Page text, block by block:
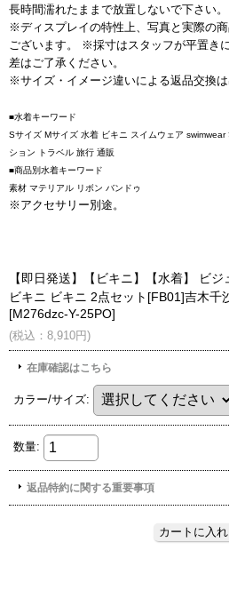
長時間濡れたままで放置しないで下さい。
※ディスプレイの特性上、写真と実際の
ございます。 ※採寸はスタッフが平置き
差はご了承ください。
※サイズ・イメージ違いによる返品交換は
■水着キーワード
Sサイズ Mサイズ 水着 ビキニ スイムウェア
ション トラベル 旅行 通販
■商品別水着キーワード
素材 マテリアル リボン バンドゥ
※アクセサリー別途。